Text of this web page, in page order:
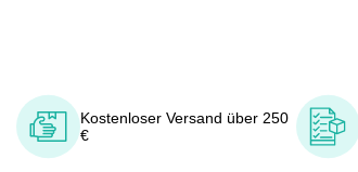
Kostenloser Versand über 250
€